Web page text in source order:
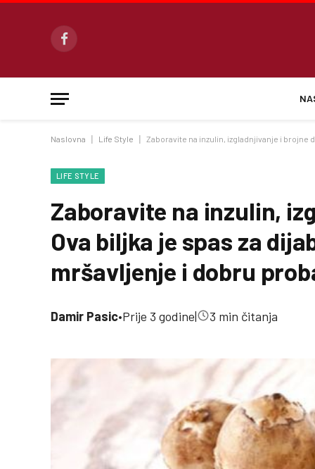
Facebook
Naslovna Life Style Zaboravite na inzulin, izgladnjivanje i brojne
LIFE STYLE
Zaboravite na inzulin,
Ova biljka je spas za
mršavljenje i dobru
Damir Pasic•Prije 3 godine| 3 min čitanja